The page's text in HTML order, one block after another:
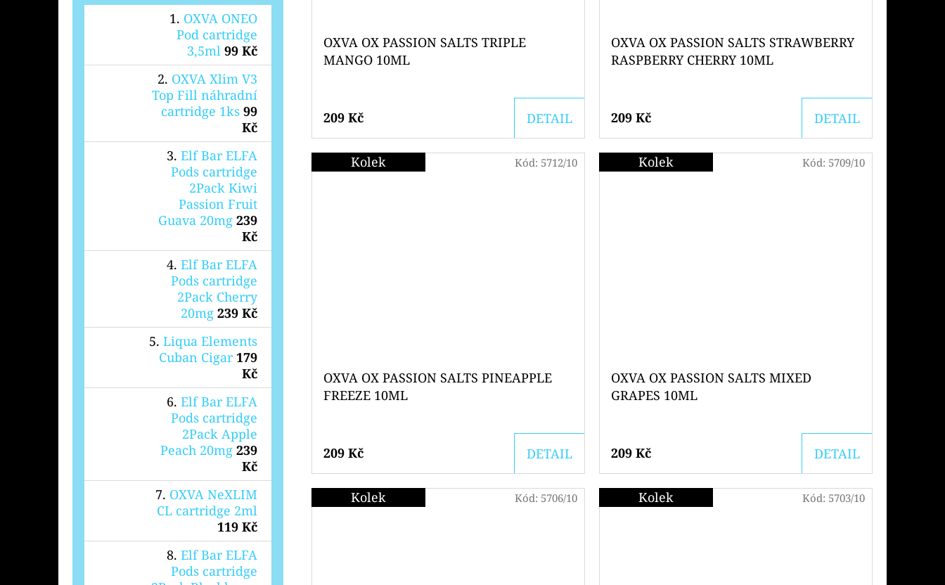
OXVA ONEO
Pod cartridge
3,5ml 99 Kč
OXVA Xlim V3
Top Fill náhradní
cartridge 1ks 99
Kč
Elf Bar ELFA
Pods cartridge
2Pack Kiwi
Passion Fruit
Guava 20mg 239
Kč
Elf Bar ELFA
Pods cartridge
2Pack Cherry
20mg 239 Kč
Liqua Elements
Cuban Cigar 179
Kč
Elf Bar ELFA
Pods cartridge
2Pack Apple
Peach 20mg 239
Kč
OXVA NeXLIM
CL cartridge 2ml
119 Kč
Elf Bar ELFA
Pods cartridge
OXVA OX PASSION SALTS TRIPLE
MANGO 10ML
209 Kč DETAIL
OXVA OX PASSION SALTS STRAWBERRY
RASPBERRY CHERRY 10ML
209 Kč DETAIL
Kolek
OXVA OX PASSION SALTS PINEAPPLE
FREEZE 10ML
209 Kč DETAIL
Kód: 5712/10 Kolek
OXVA OX PASSION SALTS MIXED
GRAPES 10ML
209 Kč DETAIL
Kód: 5709/10
Kolek Kód: 5706/10 Kolek Kód: 5703/10